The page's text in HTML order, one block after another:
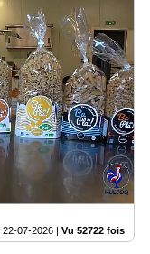
22-07-2026 | Vu 52722 fois